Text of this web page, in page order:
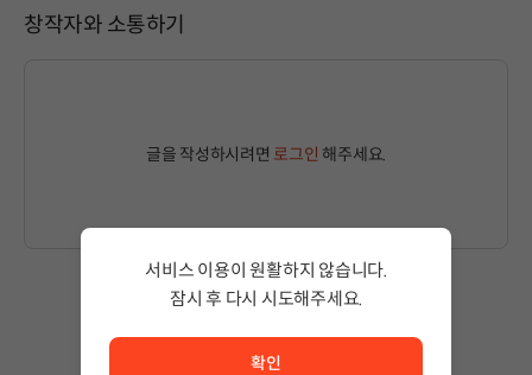
창작자와 소통하기
글을 작성하시려면 로그인 해주세요.
상품 이용 후 첫 번째 글을 남겨보세요!
서비스 이용이 원활하지 않습니다.
잠시 후 다시 시도해주세요.
확인